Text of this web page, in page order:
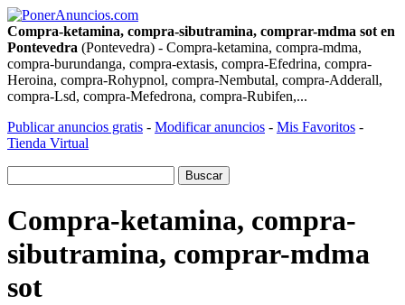
Compra-ketamina, compra-sibutramina, comprar-mdma sot en
Pontevedra (Pontevedra) - Compra-ketamina, compra-mdma,
compra-burundanga, compra-extasis, compra-Efedrina, compra-
Heroina, compra-Rohypnol, compra-Nembutal, compra-Adderall,
compra-Lsd, compra-Mefedrona, compra-Rubifen,...
Publicar anuncios gratis - Modificar anuncios - Mis Favoritos -
Tienda Virtual
Compra-ketamina, compra-
sibutramina, comprar-mdma
sot